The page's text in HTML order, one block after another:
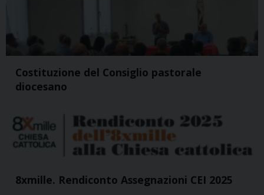
Costituzione del Consiglio pastorale
diocesano
8xmille. Rendiconto Assegnazioni CEI 2025